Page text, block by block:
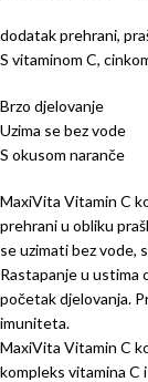
dodatak prehrani,
S vitaminom C,
Brzo djelovanje
Uzima se bez vode
S okusom naranče
MaxiVita Vitamin C
prehrani u obliku
se uzimati bez vode,
Rastapanje u ustima
početak djelovanja.
imuniteta.
MaxiVita Vitamin C
kompleks vitamina C